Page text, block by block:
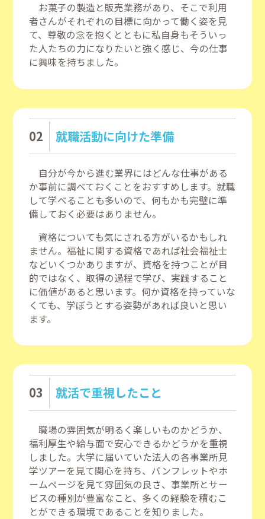
お菓子の製造と販売業務があり、そこで利用
者さんがそれぞれの目標に向かって働く姿を見
て、尊敬の念を抱くとともに私自身もそういっ
た人たちの力になりたいと強く感じ、今の仕事
に興味を持ちました。
02 就職活動に向けた準備
自分が今から進む業界にはどんな仕事がある
か事前に調べておくことをおすすめします。就職
して学べることも多いので、何もかも完璧に準
備しておく必要はありません。
資格についても気にされる方がいるかもしれ
ません。福祉に関する資格であれば社会福祉士
などいくつかありますが、資格を持つことが目
的ではなく、取得の過程で学び、実践すること
に価値があると思います。何か資格を持っていな
くても、学ぼうとする姿勢があれば良いと思い
ます。
03 就活で重視したこと
職場の雰囲気が明るく楽しいものかどうか、
福利厚生や給与面で安心できるかどうかを重視
しました。大学に届いていた法人の各事業所見
学ツアーを見て関心を持ち、パンフレットやホ
ームページを見て雰囲気の良さ、事業所とサー
ビスの種別が豊富なこと、多くの経験を積むこ
とができる環境であることを知りました。